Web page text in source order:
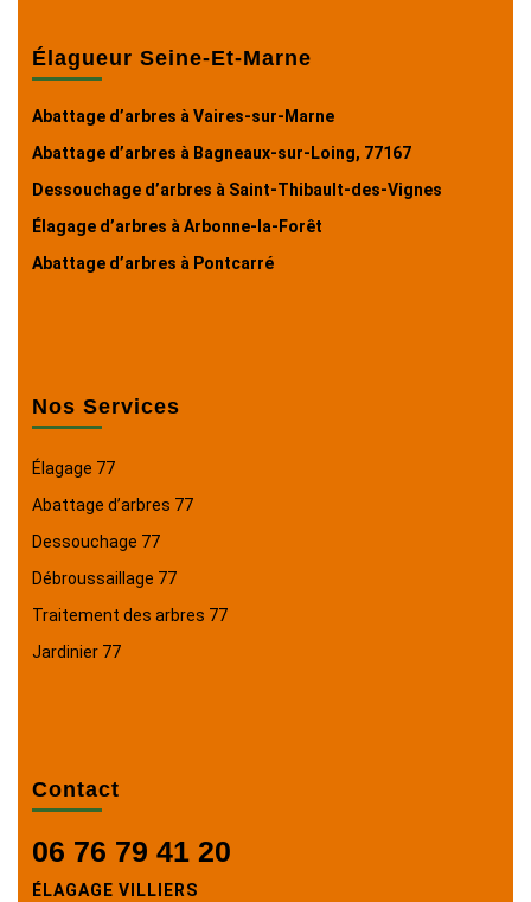
Élagueur Seine-Et-Marne
Abattage d’arbres à Vaires-sur-Marne
Abattage d’arbres à Bagneaux-sur-Loing, 77167
Dessouchage d’arbres à Saint-Thibault-des-Vignes
Élagage d’arbres à Arbonne-la-Forêt
Abattage d’arbres à Pontcarré
Nos Services
Élagage 77
Abattage d’arbres 77
Dessouchage 77
Débroussaillage 77
Traitement des arbres 77
Jardinier 77
Contact
06 76 79 41 20
ÉLAGAGE VILLIERS